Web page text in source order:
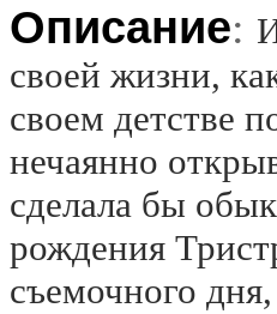
Описание:
своей жизни,
своем детстве
нечаянно
сделала бы
рождения
съемочного